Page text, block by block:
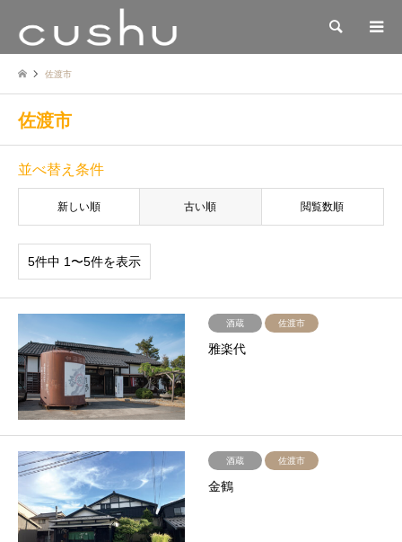
検索
佐渡市
佐渡市
並べ替え条件
新しい順 古い順 閲覧数順
5件中 1〜5件を表示
酒蔵 佐渡市
雅楽代
酒蔵 佐渡市
金鶴